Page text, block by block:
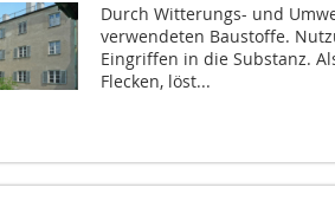
Durch Witterungs- und
verwendeten Baustoffe.
Eingriffen in die Substanz.
Flecken, löst...